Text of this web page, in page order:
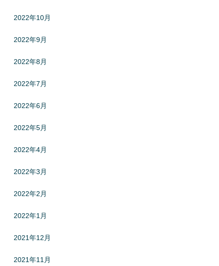
2022年10月
2022年9月
2022年8月
2022年7月
2022年6月
2022年5月
2022年4月
2022年3月
2022年2月
2022年1月
2021年12月
2021年11月